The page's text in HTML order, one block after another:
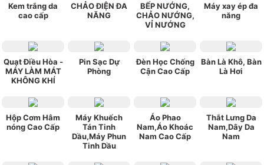
Kem trắng da
cao cấp
CHẢO ĐIỆN ĐA
NĂNG
BẾP NƯỚNG,
CHẢO NƯỚNG,
VỈ NƯỚNG
Máy xay ép đa
năng
Quạt Điều Hòa -
MÁY LÀM MÁT
KHÔNG KHÍ
Pin Sạc Dự
Phòng
Đèn Học Chống
Cận Cao Cấp
Bàn Là Khô, Bàn
Là Hơi
Hộp Cơm Hâm
nóng Cao Cấp
Máy Khuếch
Tán Tinh
Dầu,Máy Phun
Tinh Dầu
Áo Phao
Nam,Áo Khoác
Nam Cao Cấp
Thắt Lưng Da
Nam,Dây Da
Nam